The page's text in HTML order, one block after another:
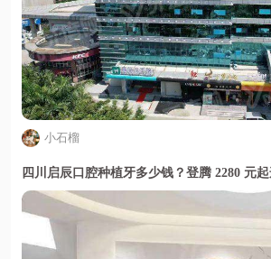
小石榴
四川启辰口腔种植牙多少钱？登腾 2280 元